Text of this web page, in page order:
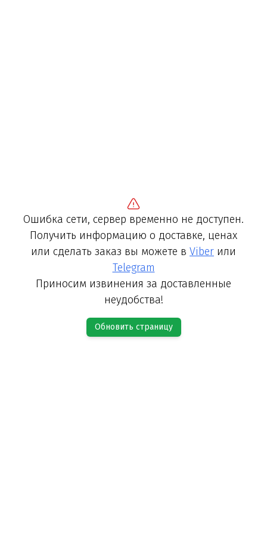
Ошибка сети, сервер временно не доступен.
Получить информацию о доставке, ценах
или сделать заказ вы можете в Viber или
Telegram
Приносим извинения за доставленные
неудобства!
Обновить страницу